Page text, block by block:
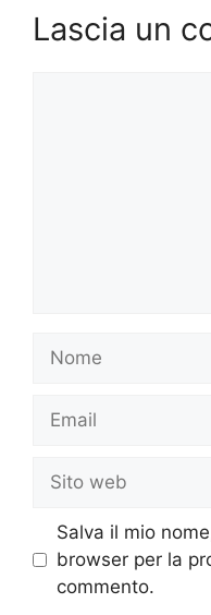
Lascia un
Nome
Email
Sito
web
Salva il mio
browser per la
commento.